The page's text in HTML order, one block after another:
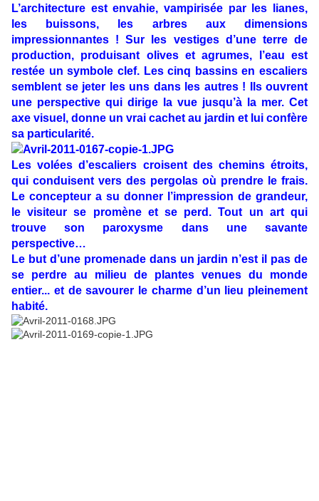
L’architecture est envahie, vampirisée par les lianes,
les buissons, les arbres aux dimensions
impressionnantes ! Sur les vestiges d’une terre de
production, produisant olives et agrumes, l’eau est
restée un symbole clef. Les cinq bassins en escaliers
semblent se jeter les uns dans les autres ! Ils ouvrent
une perspective qui dirige la vue jusqu’à la mer. Cet
axe visuel, donne un vrai cachet au jardin et lui confère
sa particularité.
Les volées d’escaliers croisent des chemins étroits,
qui conduisent vers des pergolas où prendre le frais.
Le concepteur a su donner l’impression de grandeur,
le visiteur se promène et se perd. Tout un art qui
trouve son paroxysme dans une savante
perspective…
Le but d’une promenade dans un jardin n’est il pas de
se perdre au milieu de plantes venues du monde
entier... et de savourer le charme d’un lieu pleinement
habité.